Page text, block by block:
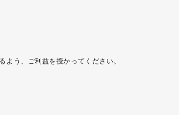
う、ご利益を授かってください。